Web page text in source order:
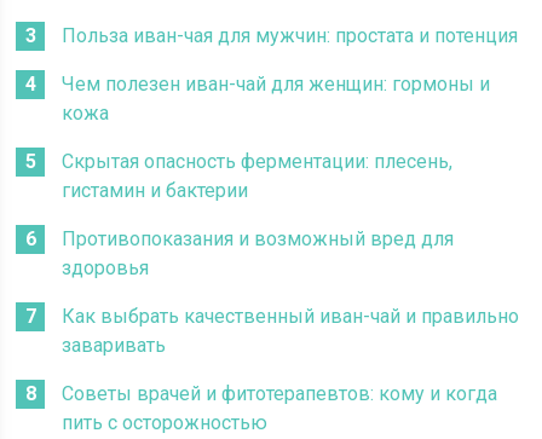
Польза иван-чая для мужчин: простата и потенция
Чем полезен иван-чай для женщин: гормоны и
кожа
Скрытая опасность ферментации: плесень,
гистамин и бактерии
Противопоказания и возможный вред для
здоровья
Как выбрать качественный иван-чай и правильно
заваривать
Советы врачей и фитотерапевтов: кому и когда
пить с осторожностью